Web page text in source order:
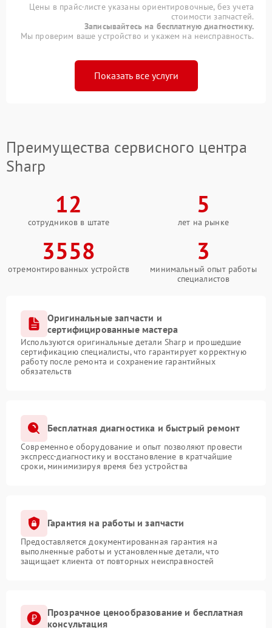
Цены в прайс-листе указаны ориентировочные, без учета
стоимости запчастей.
Записывайтесь на бесплатную диагностику.
Мы проверим ваше устройство и укажем на неисправность.
Показать все услуги
Преимущества сервисного центра
Sharp
12
сотрудников в штате
5
лет на рынке
3558
отремонтированных устройств
3
минимальный опыт работы
специалистов
Оригинальные запчасти и
сертифицированные мастера
Используются оригинальные детали Sharp и прошедшие
сертификацию специалисты, что гарантирует корректную
работу после ремонта и сохранение гарантийных
обязательств
Бесплатная диагностика и быстрый ремонт
Современное оборудование и опыт позволяют провести
экспресс-диагностику и восстановление в кратчайшие
сроки, минимизируя время без устройства
Гарантия на работы и запчасти
Предоставляется документированная гарантия на
выполненные работы и установленные детали, что
защищает клиента от повторных неисправностей
Прозрачное ценообразование и бесплатная
консультация